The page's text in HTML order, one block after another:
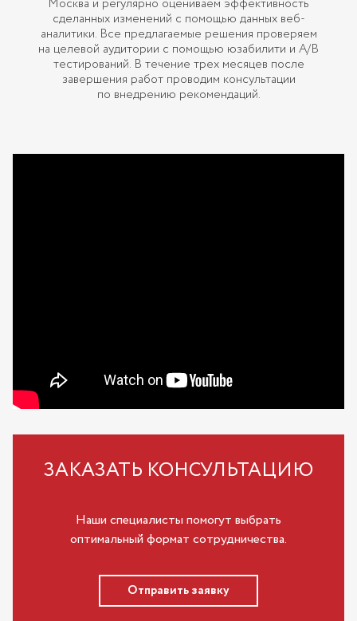
Москва и регулярно оцениваем эффективность
сделанных изменений с помощью данных веб-
аналитики. Все предлагаемые решения проверяем
на целевой аудитории с помощью юзабилити и А/В
тестирований. В течение трех месяцев после
завершения работ проводим консультации
по внедрению рекомендаций.
ЗАКАЗАТЬ КОНСУЛЬТАЦИЮ
Наши специалисты помогут выбрать
оптимальный формат сотрудничества.
Отправить заявку